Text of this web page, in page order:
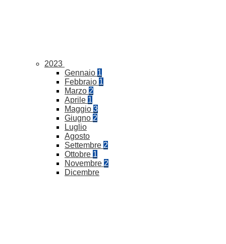
2023
Gennaio 1
Febbraio 1
Marzo 2
Aprile 1
Maggio 3
Giugno 2
Luglio
Agosto
Settembre 2
Ottobre 1
Novembre 2
Dicembre